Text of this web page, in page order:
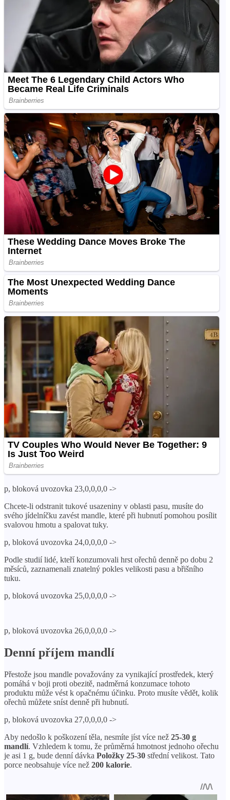
p, bloková uvozovka 23,0,0,0,0 ->
Chcete-li odstranit tukové usazeniny v oblasti pasu, musíte do
svého jídelníčku zavést mandle, které při hubnutí pomohou posílit
svalovou hmotu a spalovat tuky.
p, bloková uvozovka 24,0,0,0,0 ->
Podle studií lidé, kteří konzumovali hrst ořechů denně po dobu 2
měsíců, zaznamenali znatelný pokles velikosti pasu a břišního
tuku.
p, bloková uvozovka 25,0,0,0,0 ->
p, bloková uvozovka 26,0,0,0,0 ->
Denní příjem mandlí
Přestože jsou mandle považovány za vynikající prostředek, který
pomáhá v boji proti obezitě, nadměrná konzumace tohoto
produktu může vést k opačnému účinku. Proto musíte vědět, kolik
ořechů můžete sníst denně při hubnutí.
p, bloková uvozovka 27,0,0,0,0 ->
Aby nedošlo k poškození těla, nesmíte jíst více než 25-30 g
mandlí. Vzhledem k tomu, že průměrná hmotnost jednoho ořechu
je asi 1 g, bude denní dávka Položky 25-30 střední velikost. Tato
porce neobsahuje více než 200 kalorie.